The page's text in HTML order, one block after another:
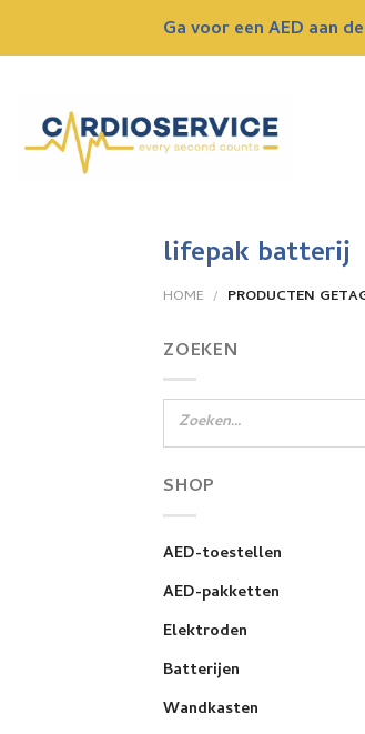
Ga voor een AED aan
lifepak batterij
HOME / PRODUCTEN
ZOEKEN
SHOP
AED-toestellen
AED-pakketten
Elektroden
Batterijen
Wandkasten